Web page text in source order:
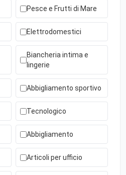
Pesce e Frutti di Mare
Elettrodomestici
Biancheria intima e
lingerie
Abbigliamento sportivo
Tecnologico
Abbigliamento
Articoli per ufficio